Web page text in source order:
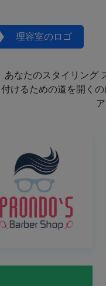
理容室のロゴ
なたのスタイリング
けるための道を開く